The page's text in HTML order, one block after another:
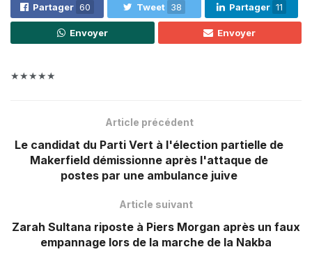
Partager 60 Tweet 38 Partager 11
Envoyer Envoyer
★★★★★
Article précédent
Le candidat du Parti Vert à l'élection partielle de
Makerfield démissionne après l'attaque de
postes par une ambulance juive
Article suivant
Zarah Sultana riposte à Piers Morgan après un faux
empannage lors de la marche de la Nakba